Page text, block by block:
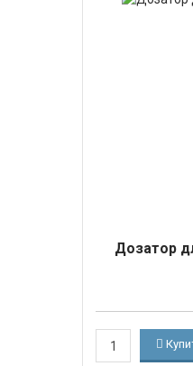
Дозатор